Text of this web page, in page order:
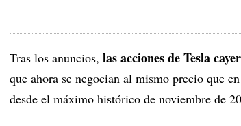
Tras los anuncios, las acciones de Tesla
que ahora se negocian al mismo precio que
desde el máximo histórico de noviembre de